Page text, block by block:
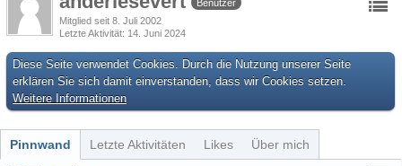
Benutzer
Mitglied seit 8. Juli 2002
Letzte Aktivität 14. Juni 2024
Diese Seite verwendet Cookies. Durch die Nutzung unserer Seite
erklären Sie sich damit einverstanden, dass wir Cookies setzen.
Weitere Informationen
Pinnwand Letzte Aktivitäten Likes Über mich